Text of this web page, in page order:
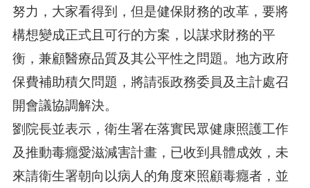
努力，大家看得到，但是健保財務的改革，要將
構想變成正式且可行的方案，以謀求財務的平
衡，兼顧醫療品質及其公平性之問題。地方政府
保費補助積欠問題，將請張政務委員及主計處召
開會議協調解決。
劉院長並表示，衛生署在落實民眾健康照護工作
及推動毒癮愛滋減害計畫，已收到具體成效，未
來請衛生署朝向以病人的角度來照顧毒癮者，並